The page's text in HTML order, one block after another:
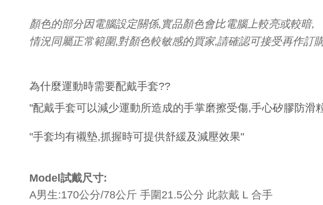
顏色的部分因電腦設定關係, 實品顏色會比電腦上較亮或較暗,
情況同屬正常範圍,對顏色較敏感的買家,請確認可接受再作訂
為什麼運動時需要配戴手套??
"配戴手套可以減少運動所造成的手掌磨擦受傷,手心矽膠防滑
"手套均有襯墊,抓握時可提供舒緩及減壓效果"
Model 試戴尺寸:
A男生:170公分/78公斤 手圍 21.5公分 此款戴L 合手